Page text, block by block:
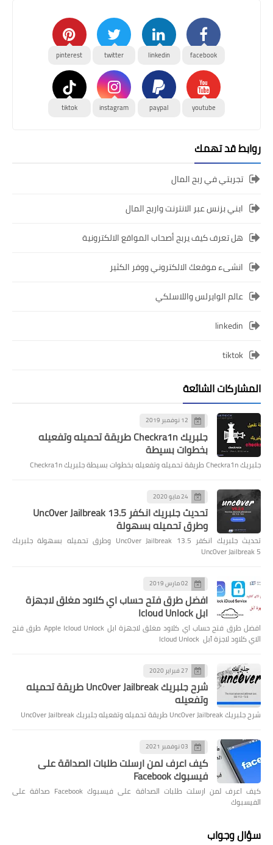
facebook
linkedin
twitter
pinterest
youtube
paypal
instagram
tiktok
روابط قد تهمك
تجربتي في ربح المال
ابني بزنس عبر الانترنت واربح المال
هل تعرف كيف يربح أصحاب المواقع الالكترونية
انشىء موقعك الالكتروني ووفر الكثير
عالم الوايرلس واللاسلكي
linkedin
tiktok
المشاركات الشائعة
12 نوفمبر 2019
جلبريك Checkra1n طريقة تحميله وتفعيله
بخطوات بسيطة
جلبريك Checkra1n طريقة تحميله وتفعيله بخطوات بسيطة جلبريك Checkra1n
24 مايو 2020
تحديث جلبريك انكفر Unc0ver Jailbreak 13.5
وطرق تحميله بسهولة
تحديث جلبريك انكفر Unc0ver Jailbreak 13.5 وطرق تحميله بسهولة جلبريك
Unc0ver Jailbreak 5
02 مارس 2019
افضل طرق فتح حساب اي كلاود مغلق لاجهزة
ابل Icloud Unlock
افضل طرق فتح حساب اي كلاود مغلق لاجهزة ابل Apple Icloud Unlock طرق فتح
الاي كلاود لاجزة آبل Icloud Unlock
27 فبراير 2020
شرح جلبريك Unc0ver Jailbreak طريقة تحميله
وتفعيله
شرح جلبريك Unc0ver Jailbreak طريقة تحميله وتفعيله جلبريك Unc0ver Jailbreak
03 نوفمبر 2021
كيف اعرف لمن ارسلت طلبات الصداقة على
فيسبوك Facebook
كيف اعرف لمن ارسلت طلبات الصداقة على فيسبوك Facebook صداقة على
الفيسبوك
سؤال وجواب